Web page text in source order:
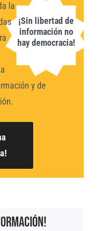
¡Sin libertad de
información no
hay democracia!
la
y de